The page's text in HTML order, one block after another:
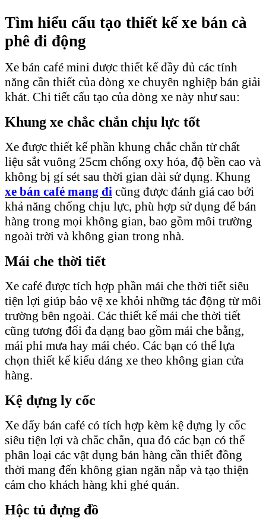
Tìm hiểu cấu tạo thiết kế xe bán cà
phê đi động
Xe bán café mini được thiết kế đầy đủ các tính
năng cần thiết của dòng xe chuyên nghiệp bán giải
khát. Chi tiết cấu tạo của dòng xe này như sau:
Khung xe chắc chắn chịu lực tốt
Xe được thiết kế phần khung chắc chắn từ chất
liệu sắt vuông 25cm chống oxy hóa, độ bền cao và
không bị gỉ sét sau thời gian dài sử dụng. Khung
xe bán café mang đi cũng được đánh giá cao bởi
khả năng chống chịu lực, phù hợp sử dụng để bán
hàng trong mọi không gian, bao gồm môi trường
ngoài trời và không gian trong nhà.
Mái che thời tiết
Xe café được tích hợp phần mái che thời tiết siêu
tiện lợi giúp bảo vệ xe khỏi những tác động từ môi
trường bên ngoài. Các thiết kế mái che thời tiết
cũng tương đối đa dạng bao gồm mái che bằng,
mái phi mưa hay mái chéo. Các bạn có thể lựa
chọn thiết kế kiểu dáng xe theo không gian cửa
hàng.
Kệ đựng ly cốc
Xe đẩy bán café có tích hợp kèm kệ đựng ly cốc
siêu tiện lợi và chắc chắn, qua đó các bạn có thể
phân loại các vật dụng bán hàng cần thiết đồng
thời mang đến không gian ngăn nắp và tạo thiện
cảm cho khách hàng khi ghé quán.
Hộc tủ đựng đồ